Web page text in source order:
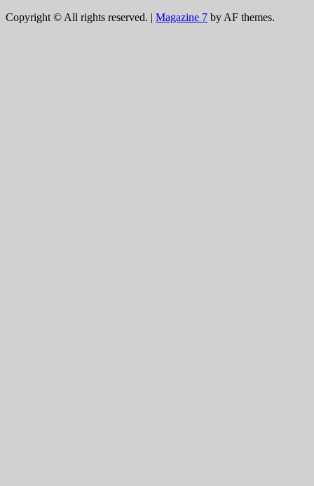
Copyright © All rights reserved. | Magazine 7 by AF themes.